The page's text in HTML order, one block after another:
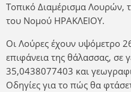
Τοπικό Διαμέρισμα
του Νομού ΗΡΑΚΛΕΙΟΥ.
Οι Λούρες έχουν υψόμετρο
επιφάνεια της θάλασσας, σε
35,0438077403 και
Οδηγίες για το πώς θα